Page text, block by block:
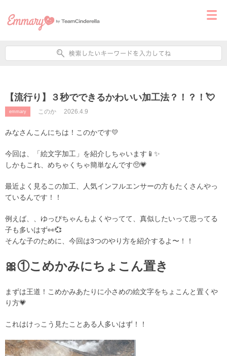
【流行り】３秒でできるかわいい加工法？！？！💘
emmary このか 2026.4.9
みなさんこんにちは！このかです💛
今回は、「絵文字加工」を紹介しちゃいます📱✨
しかもこれ、めちゃくちゃ簡単なんです🥺💗
最近よく見るこの加工、人気インフルエンサーの方もたくさんやっ
ているんです！！
例えば、、ゆっぴちゃんもよくやってて、真似したいって思ってる
子も多いはず👀💞
そんな子のために、今回は3つのやり方を紹介するよ〜！！
🎀①こめかみにちょこん置き
まずは王道！こめかみあたりに小さめの絵文字をちょこんと置くや
り方💗
これはけっこう見たことある人多いはず！！